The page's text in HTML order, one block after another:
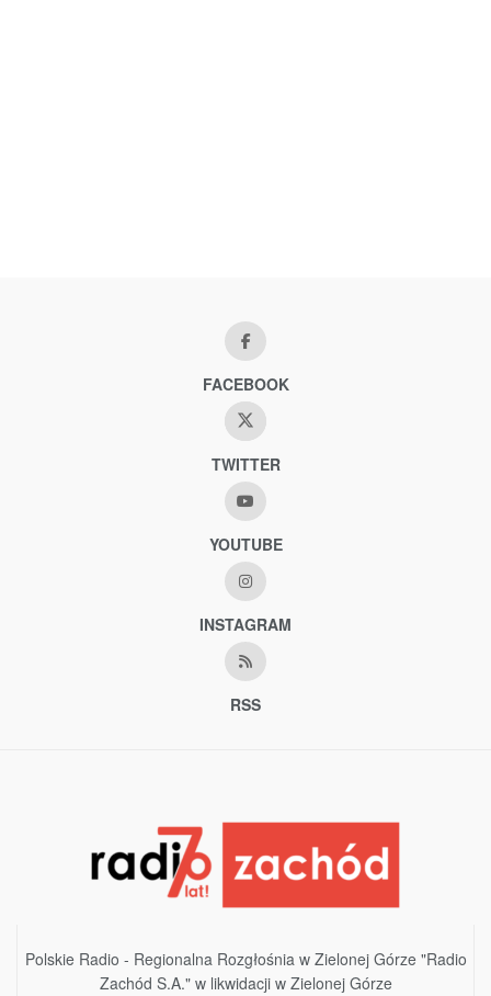
FACEBOOK
TWITTER
YOUTUBE
INSTAGRAM
RSS
Polskie Radio - Regionalna Rozgłośnia w Zielonej Górze "Radio
Zachód S.A." w likwidacji w Zielonej Górze